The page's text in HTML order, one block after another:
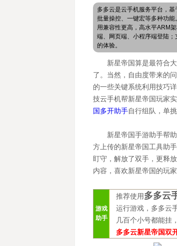
多多云是云手机服务平台，
批量操控、一键宏等多种功
用兼容性更高，高水平ARM
端、网页端、小程序端登陆
的体验。
新星帝国算是最符合
了。当然，自由度带来的
的一些关键系统利用技巧
技云手机帮新星帝国玩家
国多开助手自行组队，单
新星帝国手游助手帮
方上传的新星帝国工具助
盯守，解放了双手，更释
内容，喜欢新星帝国的玩
游戏
助手
推荐使用多多云
运行游戏，多多云
几百个小号都能挂
多多云新星帝国双